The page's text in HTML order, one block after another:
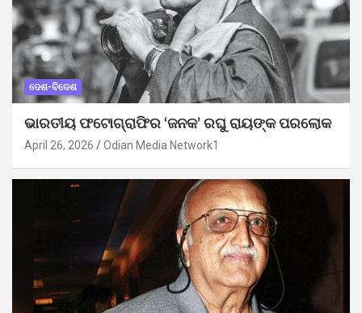
ଦେଶ-ବିଦେଶ
ଭାରତୀୟ ଫଟୋଗ୍ରାଫିର ‘ଜନକ’ ରଘୁ ରାୟଙ୍କ ପରଲୋକ
April 26, 2026 Odian Media Network1